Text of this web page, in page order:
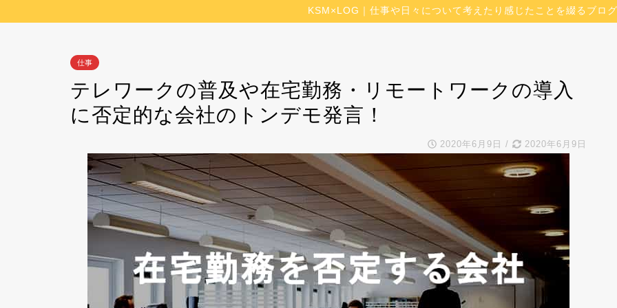
KSM×LOG｜仕事や日々について考えたり感じたことを綴るブログ
仕事
テレワークの普及や在宅勤務・リモートワークの導入
に否定的な会社のトンデモ発言！
2020年6月9日 / 2020年6月9日